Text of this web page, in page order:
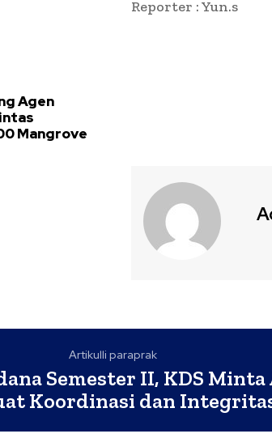
Agen
Mangrove
Reporter : Yun.s
Artikulli paraprak
Semester II, KDS Minta
Koordinasi dan